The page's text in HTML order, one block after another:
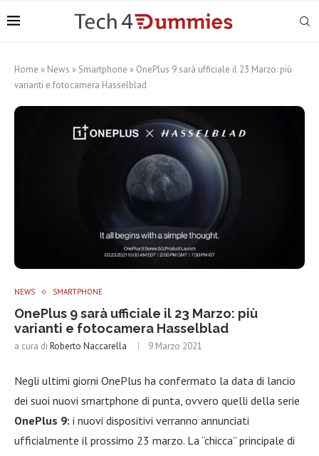
Home » News » Smartphone » OnePlus 9 sarà ufficiale il 23 Marzo: più
varianti e fotocamera Hasselblad
NEWS SMARTPHONE
OnePlus 9 sarà ufficiale il 23 Marzo: più
varianti e fotocamera Hasselblad
a cura di Roberto Naccarella 9 Marzo 2021
Negli ultimi giorni OnePlus ha confermato la data di lancio
dei suoi nuovi smartphone di punta, ovvero quelli della serie
OnePlus 9: i nuovi dispositivi verranno annunciati
ufficialmente il prossimo 23 marzo. La “chicca” principale di